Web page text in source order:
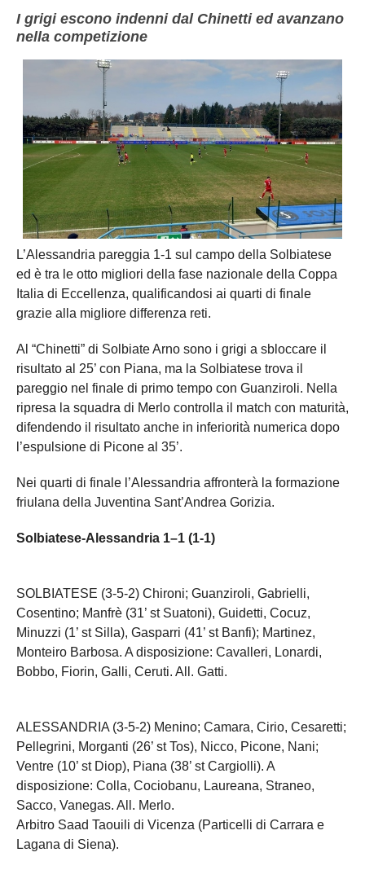
BIELLA
VERCELLI
VERBANO-CUSIO-OSSOIA
AOSTA
Carica la tua Rosa
EVENTI
SHOP
I grigi escono indenni dal Chinetti ed avanzano
nella competizione
L’Alessandria pareggia 1-1 sul campo della Solbiatese
ed è tra le otto migliori della fase nazionale della Coppa
Italia di Eccellenza, qualificandosi ai quarti di finale
grazie alla migliore differenza reti.
Al “Chinetti” di Solbiate Arno sono i grigi a sbloccare il
risultato al 25’ con Piana, ma la Solbiatese trova il
pareggio nel finale di primo tempo con Guanziroli. Nella
ripresa la squadra di Merlo controlla il match con maturità,
difendendo il risultato anche in inferiorità numerica dopo
l’espulsione di Picone al 35’.
Nei quarti di finale l’Alessandria affronterà la formazione
friulana della Juventina Sant’Andrea Gorizia.
Solbiatese-Alessandria 1–1 (1-1)
SOLBIATESE (3-5-2) Chironi; Guanziroli, Gabrielli,
Cosentino; Manfrè (31’ st Suatoni), Guidetti, Cocuz,
Minuzzi (1’ st Silla), Gasparri (41’ st Banfi); Martinez,
Monteiro Barbosa. A disposizione: Cavalleri, Lonardi,
Bobbo, Fiorin, Galli, Ceruti. All. Gatti.
ALESSANDRIA (3-5-2) Menino; Camara, Cirio, Cesaretti;
Pellegrini, Morganti (26’ st Tos), Nicco, Picone, Nani;
Ventre (10’ st Diop), Piana (38’ st Cargiolli). A
disposizione: Colla, Cociobanu, Laureana, Straneo,
Sacco, Vanegas. All. Merlo.
Arbitro Saad Taouili di Vicenza (Particelli di Carrara e
Lagana di Siena).